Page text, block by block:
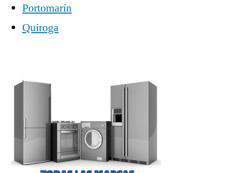
Portomarín
Quiroga